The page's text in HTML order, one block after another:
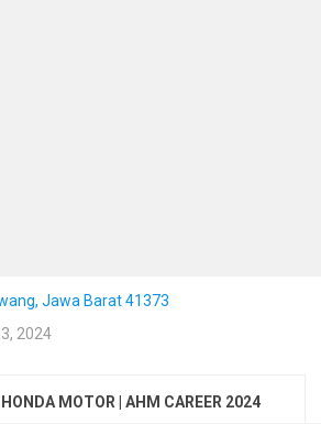
Jawa Barat 41373
2024
MOTOR | AHM CAREER 2024